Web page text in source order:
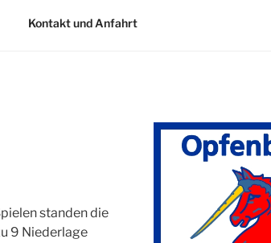
Kontakt und Anfahrt
standen die
9 Niederlage